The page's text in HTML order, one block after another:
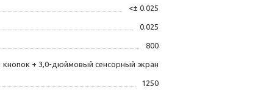
<± 0.025
0.025
800
кнопок + 3,0-дюймовый сенсорный экран
1250